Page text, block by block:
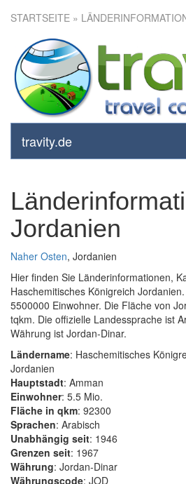
STARTSEITE »
travity.de
Jordanien
Naher Osten, Jordanien
Hier finden Sie Länderinformationen,
Haschemitisches Königreich
5500000 Einwohner. Die Fläche von
tqkm. Die offizielle Landessprache ist
Währung ist Jordan-Dinar.
Ländername: Haschemitisches
Jordanien
Hauptstadt: Amman
Einwohner: 5.5 Mio.
Fläche in qkm: 92300
Sprachen: Arabisch
Unabhängig seit: 1946
Grenzen seit: 1967
Währung: Jordan-Dinar
Währungscode: JOD